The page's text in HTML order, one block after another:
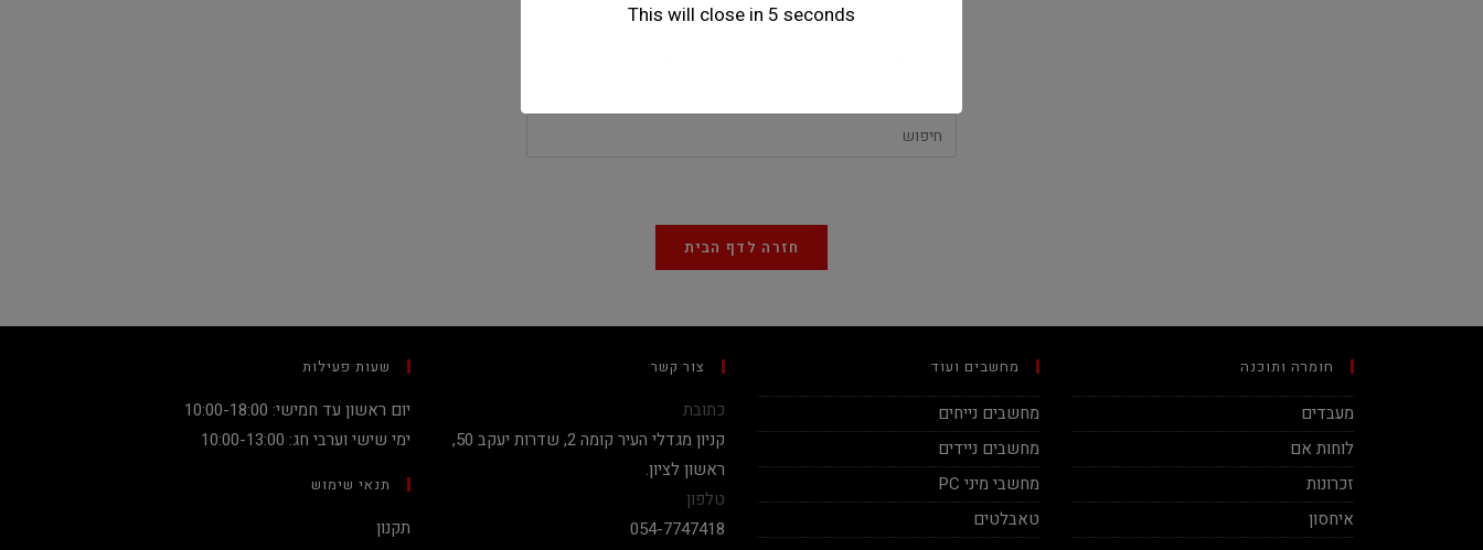
סליחה, אבל העמוד המבוקש לא נמצא פה.
חזרה לדף הבית
חומרה ותוכנה
מעבדים
לוחות אם
זכרונות
איחסון
מחשבים ועוד
מחשבים נייחים
מחשבים ניידים
מחשבי מיני PC
טאבלטים
צור קשר
כתובת
קניון מגדלי העיר קומה 2, שדרות יעקב 50,
ראשון לציון.
טלפון
054-7747418
שעות פעילות
יום ראשון עד חמישי: 10:00-18:00
ימי שישי וערבי חג: 10:00-13:00
תנאי שימוש
תקנון
This will close in 5 seconds